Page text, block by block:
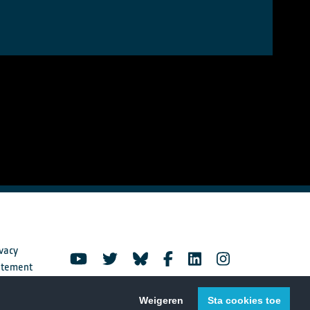
Weigeren Sta cookies toe